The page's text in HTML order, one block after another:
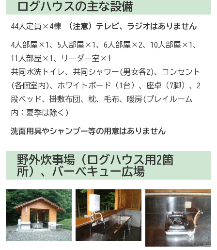
ログハウスの主な設備
44人定員×4棟 （注意）テレビ、ラジオはありません
4人部屋×1、5人部屋×1、6人部屋×2、10人部屋×1、
11人部屋×1、リーダー室×1
共同水洗トイレ、共同シャワー(男女各2)、コンセント
(各個室内)、ホワイトボード（1台）、座卓（7脚）、2
段ベッド、掛敷布団、枕、毛布、暖房(プレイルーム
内：夏季は除く)
洗面用具やシャンプー等の用意はありません
野外炊事場（ログハウス用2箇
所）、バーベキュー広場